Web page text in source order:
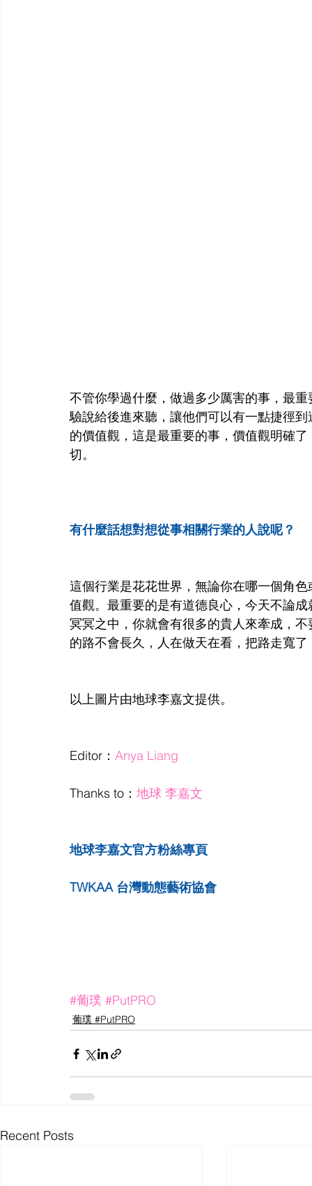
不管你學過什麼，做過多少厲害的事，最
驗說給後進來聽，讓他們可以有一點捷徑
的價值觀，這是最重要的事，價值觀明確
切。
有什麼話想對想從事相關行業的人說呢？
這個行業是花花世界，無論你在哪一個角
值觀。最重要的是有道德良心，今天不論
冥冥之中，你就會有很多的貴人來牽成，
的路不會長久，人在做天在看，把路走寬
以上圖片由地球李嘉文提供。
Editor： Anya Liang
Thanks to： 地球 李嘉文
地球李嘉文官方粉絲專頁
TWKAA 台灣動態藝術協會
#葡璞 #PutPRO
葡璞 #PutPRO
Recent Posts